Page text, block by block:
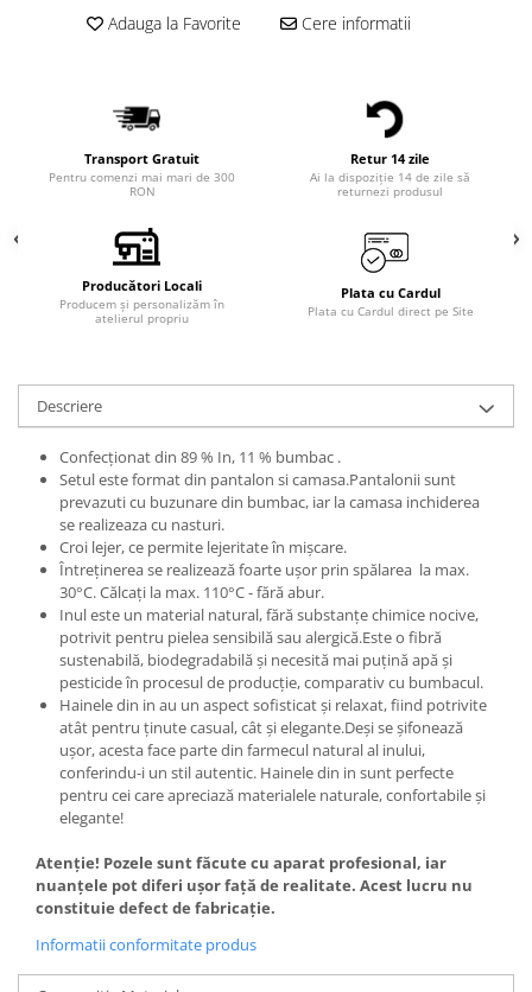
Adauga la Favorite Cere informatii
Transport Gratuit
Pentru comenzi mai mari de 300
RON
Retur 14 zile
Ai la dispoziție 14 de zile să
returnezi produsul
Producători Locali
Producem și personalizăm în
atelierul propriu
Plata cu Cardul
Plata cu Cardul direct pe Site
Descriere
Confecționat din 89 % In, 11 % bumbac .
Setul este format din pantalon si camasa.Pantalonii sunt
prevazuti cu buzunare din bumbac, iar la camasa inchiderea
se realizeaza cu nasturi.
Croi lejer, ce permite lejeritate în mișcare.
Întreținerea se realizează foarte ușor prin spălarea la max.
30°C. Călcaţi la max. 110°C - fără abur.
Inul este un material natural, fără substanțe chimice nocive,
potrivit pentru pielea sensibilă sau alergică.Este o fibră
sustenabilă, biodegradabilă și necesită mai puțină apă și
pesticide în procesul de producție, comparativ cu bumbacul.
Hainele din in au un aspect sofisticat și relaxat, fiind potrivite
atât pentru ținute casual, cât și elegante.Deși se șifonează
ușor, acesta face parte din farmecul natural al inului,
conferindu-i un stil autentic. Hainele din in sunt perfecte
pentru cei care apreciază materialele naturale, confortabile și
elegante!
Atenție! Pozele sunt făcute cu aparat profesional, iar
nuanțele pot diferi ușor față de realitate. Acest lucru nu
constituie defect de fabricație.
Informatii conformitate produs